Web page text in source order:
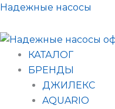
Перейти
содержимому
Надежные насосы
КАТАЛОГ
БРЕНДЫ
ДЖИЛЕКС
AQUARIO
Поиск